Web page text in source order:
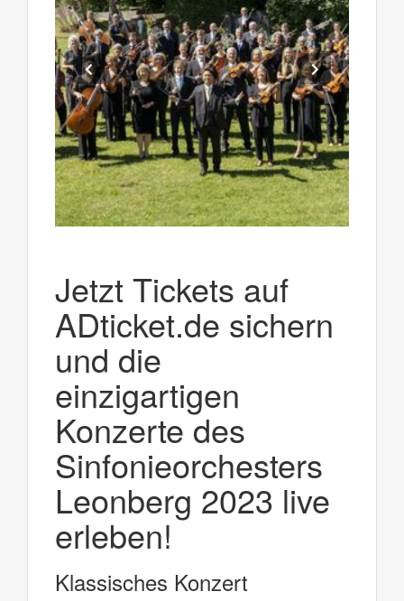
Jetzt Tickets auf
ADticket.de sichern
und die
einzigartigen
Konzerte des
Sinfonieorchesters
Leonberg 2023 live
erleben!
Klassisches Konzert